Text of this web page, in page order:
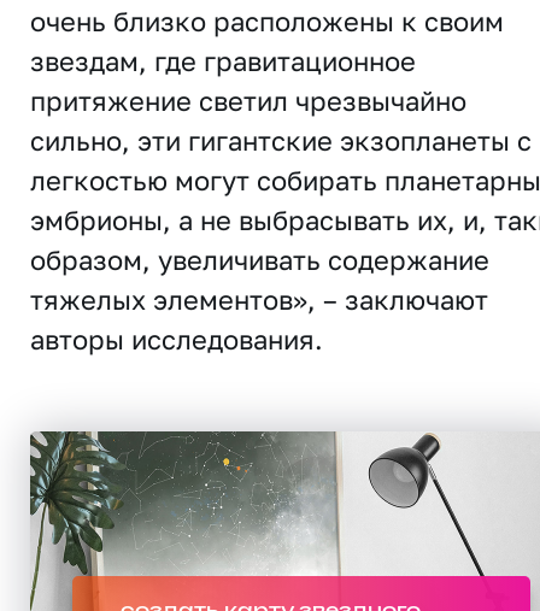
очень близко расположены к своим
звездам, где гравитационное
притяжение светил чрезвычайно
сильно, эти гигантские экзопланеты с
легкостью могут собирать
эмбрионы, а не выбрасывать их, и,
образом, увеличивать содержание
тяжелых элементов», – заключают
авторы исследования.